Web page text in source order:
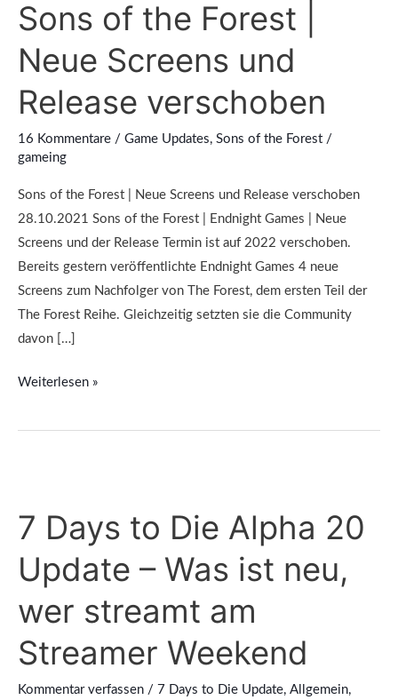
Sons of the Forest |
Neue Screens und
Release verschoben
16 Kommentare / Game Updates, Sons of the Forest /
gameing
Sons of the Forest | Neue Screens und Release verschoben
28.10.2021 Sons of the Forest | Endnight Games | Neue
Screens und der Release Termin ist auf 2022 verschoben.
Bereits gestern veröffentlichte Endnight Games 4 neue
Screens zum Nachfolger von The Forest, dem ersten Teil der
The Forest Reihe. Gleichzeitig setzten sie die Community
davon […]
the
Screens
und
Release
Weiterlesen »
7 Days to Die Alpha 20
Update – Was ist neu,
wer streamt am
Streamer Weekend
Kommentar verfassen / 7 Days to Die Update, Allgemein,
to
Alpha
Update
–
Was
ist